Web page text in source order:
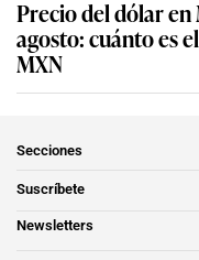
Precio del dólar en
agosto: cuánto es
MXN
Secciones
Suscríbete
Newsletters